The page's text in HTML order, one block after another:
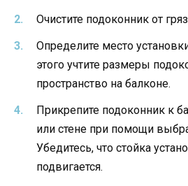
Очистите подоконник от
Определите место
этого учтите размеры
пространство на балконе.
Прикрепите подоконник к
или стене при помощи
Убедитесь, что стойка
подвигается.